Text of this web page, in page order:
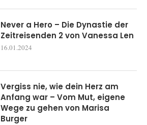
Never a Hero – Die Dynastie der
Zeitreisenden 2 von Vanessa Len
16.01.2024
Vergiss nie, wie dein Herz am
Anfang war – Vom Mut, eigene
Wege zu gehen von Marisa
Burger